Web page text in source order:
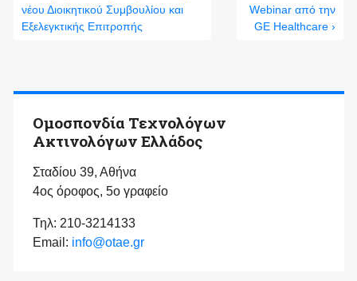
νέου Διοικητικού Συμβουλίου και
Εξελεγκτικής Επιτροπής
Webinar από την
GE Healthcare ›
Ομοσπονδία Τεχνολόγων
Ακτινολόγων Ελλάδος
Σταδίου 39, Αθήνα
4ος όροφος, 5ο γραφείο
Τηλ: 210-3214133
Email: info@otae.gr